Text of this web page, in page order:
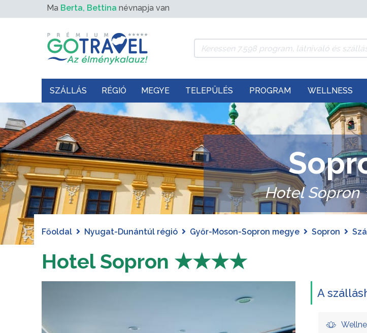
Ma Berta, Bettina névnapja van
SZÁLLÁS RÉGIÓ MEGYE TELEPÜLÉS PROGRAM WELLNESS
Hotel
Főoldal Nyugat-Dunántúl régió Győr-Moson-Sopron megye Sopron
Hotel Sopron ★★★★
A